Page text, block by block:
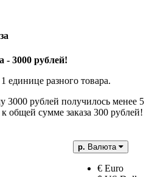
- 3000 рублей!
единице разного товара.
3000 рублей получилось менее 5
общей сумме заказа 300 рублей!
р. Валюта
€ Euro